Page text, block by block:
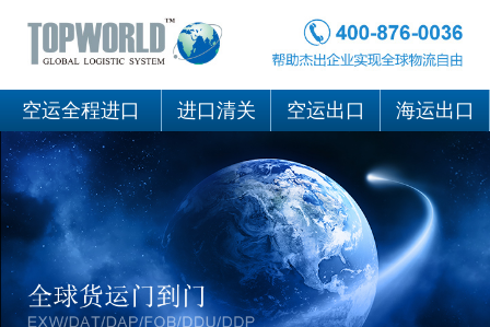
空运全程进口 进口清关 空运出口 海运出口